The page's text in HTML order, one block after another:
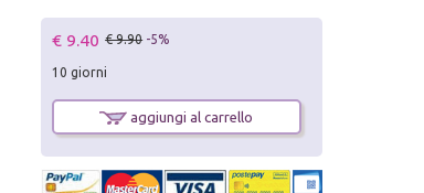
€ 9.40 € 9.90 -5%
10 giorni
aggiungi al carrello